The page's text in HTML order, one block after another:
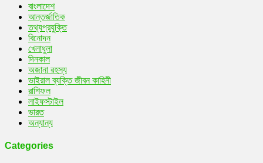
বাংলাদেশ
আন্তর্জাতিক
তথ্যপ্রযুক্তি
বিনোদন
খেলাধুলা
দিনকাল
অজানা রহস্য
ভাইরাল ব্যক্তি জীবন কাহিনী
রাশিফল
লাইফস্টাইল
ভারত
অন্যান্য
Categories